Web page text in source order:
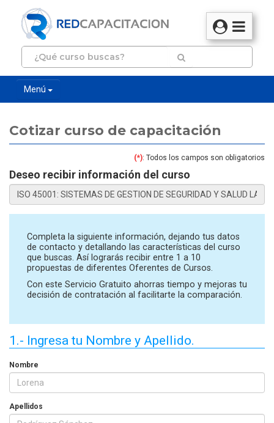
Menú
Cotizar curso de capacitación
(*): Todos los campos son obligatorios
Deseo recibir información del curso
Completa la siguiente información, dejando tus datos
de contacto y detallando las características del curso
que buscas. Así lograrás recibir entre 1 a 10
propuestas de diferentes Oferentes de Cursos.
Con este Servicio Gratuito ahorras tiempo y mejoras tu
decisión de contratación al facilitarte la comparación.
1.- Ingresa tu Nombre y Apellido.
Nombre
Apellidos